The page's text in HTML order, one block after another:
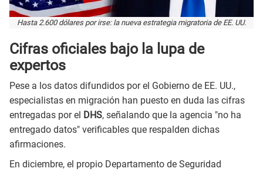
Hasta 2.600 dólares por irse: la nueva estrategia migratoria de EE. UU.
Cifras oficiales bajo la lupa de
expertos
Pese a los datos difundidos por el Gobierno de EE. UU.,
especialistas en migración han puesto en duda las cifras
entregadas por el DHS, señalando que la agencia "no ha
entregado datos" verificables que respalden dichas
afirmaciones.
En diciembre, el propio Departamento de Seguridad